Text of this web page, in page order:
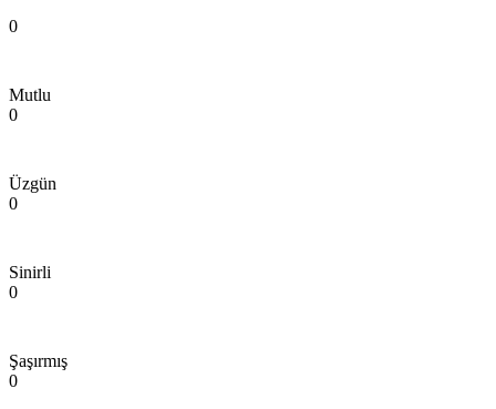
0
Mutlu
0
Üzgün
0
Sinirli
0
Şaşırmış
0